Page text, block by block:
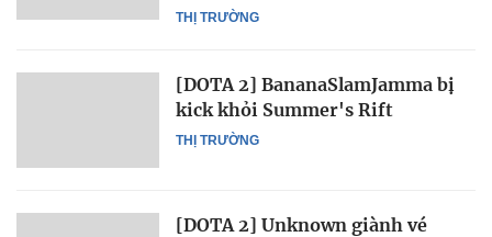
THỊ TRƯỜNG
THỊ TRƯỜNG
[DOTA 2] BananaSlamJamma bị
kick khỏi Summer's Rift
[DOTA 2] Unknown giành vé